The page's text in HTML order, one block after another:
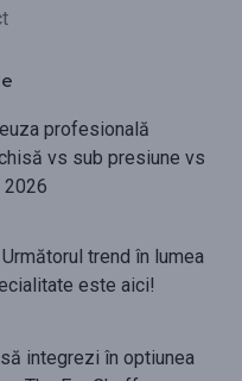
profesională
vs sub presiune vs
trend în lumea
este aici!
integrezi în optiunea